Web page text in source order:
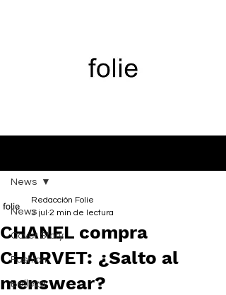
News
Cover Story
Fashion
Belleza
News
CHANEL compra
CHARVET: ¿Salto al
menswear?
Redacción Folie
3 jul 2 min de lectura